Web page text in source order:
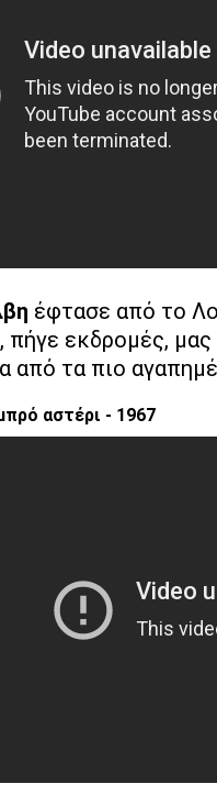
έφτασε από το
πήγε εκδρομές,
από τα πιο
αστέρι - 1967